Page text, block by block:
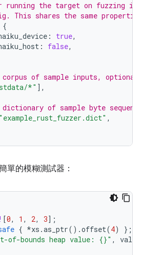
the target on fuzzing
This shares the same
{
: true,
: false,
of sample inputs,
*" ],
of sample byte
"example_rust_fuzzer.dict" ,
單的模糊測試器：
[0, 1 , 2, 3];
{ *xs .as_ptr().offset(4)
};
of-bounds heap value: {}" , val